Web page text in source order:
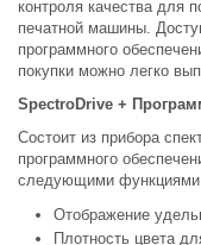
контроля качества для
печатной машины.
программного
покупки можно легко
SpectroDrive +
Состоит из прибора
программного
следующими
Отображение
Плотность цвета